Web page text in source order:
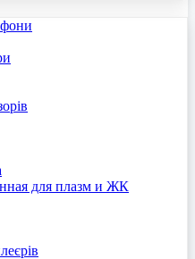
для плазм и ЖК